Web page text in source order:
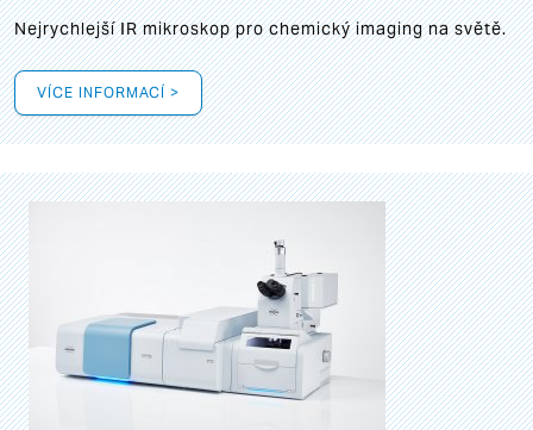
Nejrychlejší IR mikroskop pro chemický imaging na světě.
VÍCE INFORMACÍ >